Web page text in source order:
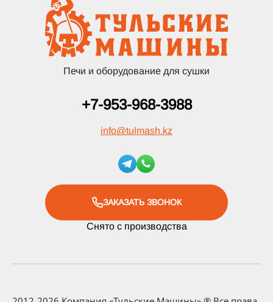
Печи и оборудование для сушки
+7-953-968-3988
info@tulmash.kz
ЗАКАЗАТЬ ЗВОНОК
Снято с производства